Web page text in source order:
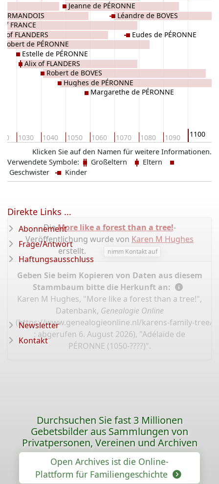
1030 1040 1050 1060 1070 1080 1090 1100
FRANCE
of FLANDERS
Robert de PÉRONNE
Estelle de PÉRONNE
Alix of FLANDERS
Robert de BOVES
Hughes de PÉRONNE
Jeanne de PÉRONNE
Margarethe de PÉRONNE
Léandre de BOVES
Eudes de PÉRONNE
Klicken Sie auf den Namen für weitere Informationen.
Verwendete Symbole:
Großeltern
Eltern
Geschwister
Kinder
DieMore like a forest than a tree!-
Veröffentlichung wurde von Karen M Hughes
erstellt.
nimm Kontakt auf
Geben Sie beim Kopieren von Daten aus diesem
Stammbaum bitte die Herkunft an:
Karen M Hughes, "More like a forest than a tree!",
Datenbank, Genealogie Online
(https://www.genealogieonline.nl/karens-family-tree/
: abgerufen 6. August 2026), "Adélaïde de
PÉRONNE (1050-????)".
Direkte Links ...
Abonnement
Frage/Antwort
Haftungsausschluss
Newsletter
Kontakt
Durchsuchen Sie fast 3 Millionen
Gebetsbilder aus Sammlungen von
Privatpersonen, Vereinen und Archiven
Open Archives ist die Online-
Plattform für Familiengeschichte